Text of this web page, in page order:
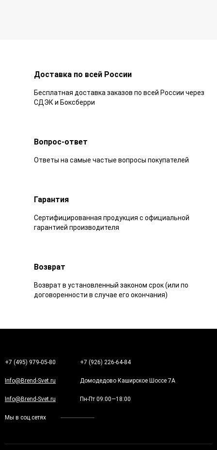
Доставка по всей России
Бесплатная доставка заказов по всей России через
СДЭК и Боксберри
Вопрос-ответ
Ответы на самые частые вопросы покупателей
Гарантия
Сертифицированная продукция с официальной
гарантией производителя
Возврат
Возврат в установленный законом срок (или по
договоренности в случае его окончания)
+7 (495) 979-05-80 +7 (926) 226-64-84
Info@Brend-Svet.ru Домодедово Каширское Шоссе 7А
Info@Brend-Svet.ru Пн-Пт 09:00—18:00
Мы в соц.сетях